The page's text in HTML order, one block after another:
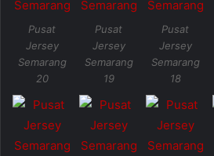
Pusat
Jersey
Semarang
20
Pusat
Jersey
Semarang
19
Pusat
Jersey
Semarang
18